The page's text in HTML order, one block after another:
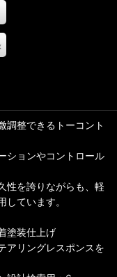
調整できるトーコント
ションやコントロール
性を誇りながらも、軽
ています。
塗装仕上げ
アリングレスポンスを